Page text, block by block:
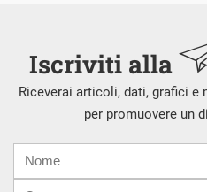
Iscriviti alla
Riceverai articoli, dati, grafici e
per promuovere un
mail